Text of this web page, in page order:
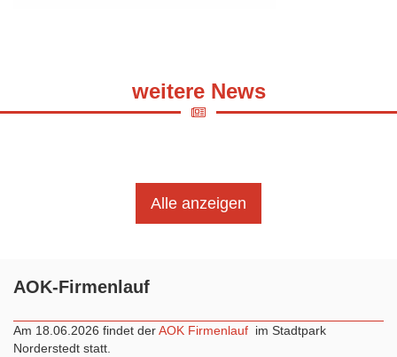
weitere News
Alle anzeigen
AOK-Firmenlauf
Am 18.06.2026 findet derAOK Firmenlauf im Stadtpark
Norderstedt statt.